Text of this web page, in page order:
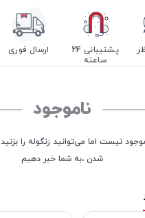
پشتیبانی 24
ساعته
ارسال فوری
ناموجود
موجود نیست اما می‌توانید زنگوله را
شدن ،به شما خبر دهیم